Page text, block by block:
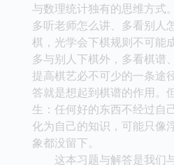
与数理统计独有的思维方式
多听老师怎么讲、多看别人
棋，光学会下棋规则不可能
多与别人下棋外，多看棋谱
提高棋艺必不可少的一条途
答就是想起到棋谱的作用。
生：任何好的东西不经过自
化为自己的知识，可能只像
象都没留下。
这本习题与解答是我们